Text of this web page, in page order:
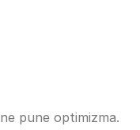
pune optimizma.